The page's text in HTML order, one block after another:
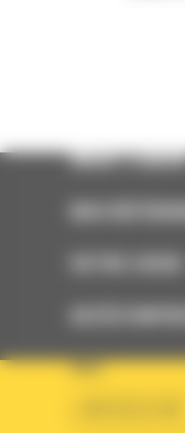
WHAT’S
PAYS